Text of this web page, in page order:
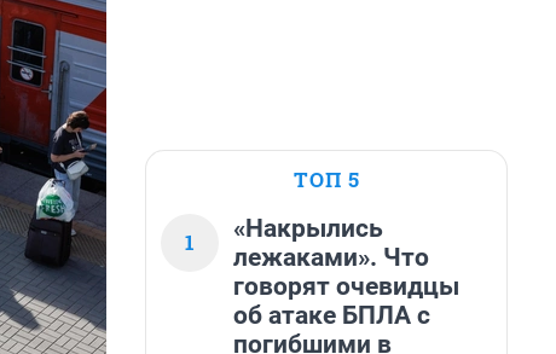
ТОП 5
1
«Накрылись
лежаками». Что
говорят очевидцы
об атаке БПЛА с
погибшими в